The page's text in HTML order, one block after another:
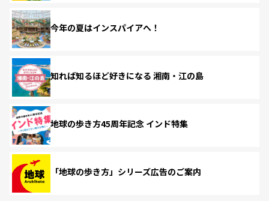
今年の夏はインスパイアへ！
知れば知るほど好きになる 湘南・江の島
地球の歩き方45周年記念 インド特集
「地球の歩き方」シリーズ広告のご案内